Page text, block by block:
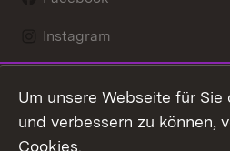
Instagram
Mastodon
Um unsere Webseite für
und verbessern zu können,
Cookies.